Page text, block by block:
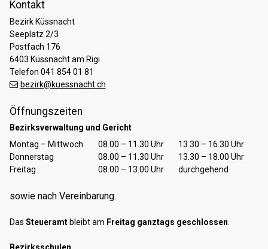
Kontakt
Bezirk Küssnacht
Seeplatz 2/3
Postfach 176
6403 Küssnacht am Rigi
Telefon 041 854 01 81
bezirk@kuessnacht.ch
Öffnungszeiten
Bezirksverwaltung und Gericht
TagÖffnungszeiten Vormittag Öffnungszeiten Nachmittag
Montag – Mittwoch 08.00 – 11.30 Uhr
13.30 – 16.30 Uhr
Donnerstag
08.00 – 11.30 Uhr
13.30 – 18.00 Uhr
Freitag
08.00 – 13.00 Uhr durchgehend
sowie nach Vereinbarung.
Das Steueramt bleibt am Freitag ganztags geschlossen.